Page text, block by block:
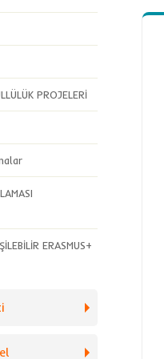
PROJELERİ
ERASMUS+